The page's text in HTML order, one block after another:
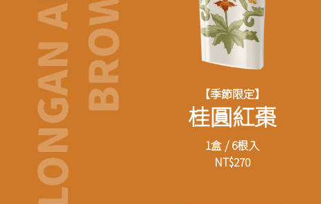
【季節限定】
桂圓紅棗
1盒 / 6根入
NT$270